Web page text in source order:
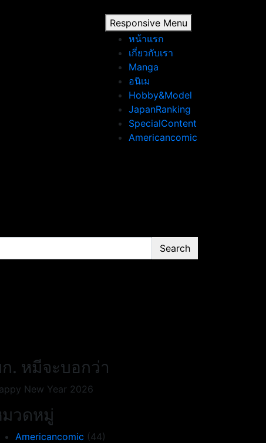
Responsive Menu
หน้าแรก
เกี่ยวกับเรา
Manga
อนิเม
Hobby&Model
JapanRanking
SpecialContent
Americancomic
Search
. หมีจะบอกว่า
New Year 2026
วดหมู่
Americancomic (44)